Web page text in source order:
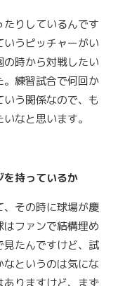
たりしているんです
うピッチャーがい
時から対戦したい
練習試合で何回か
う関係なので、も
なと思います。
持っているか
その時に球場が慶
ファンで結構埋め
たんですけど、試
というのは気にな
ありますけど、まず